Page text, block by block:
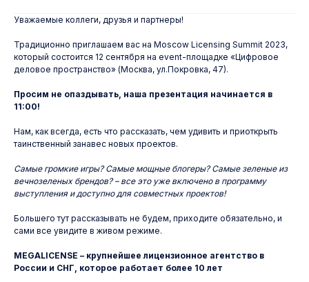
Уважаемые коллеги, друзья и партнеры!
Традиционно приглашаем вас на Moscow Licensing Summit 2023,
который состоится 12 сентября на event-площадке «Цифровое
деловое пространство» (Москва, ул.Покровка, 47).
Просим не опаздывать, наша презентация начинается в
11:00!
Нам, как всегда, есть что рассказать, чем удивить и приоткрыть
таинственный занавес новых проектов.
Самые громкие игры? Самые мощные блогеры? Самые зеленые из
вечнозеленых брендов? – все это уже включено в программу
выступления и доступно для совместных проектов!
Большего тут рассказывать не будем, приходите обязательно, и
сами все увидите в живом режиме.
MEGALICENSE – крупнейшее лицензионное агентство в
России и СНГ, которое работает более 10 лет